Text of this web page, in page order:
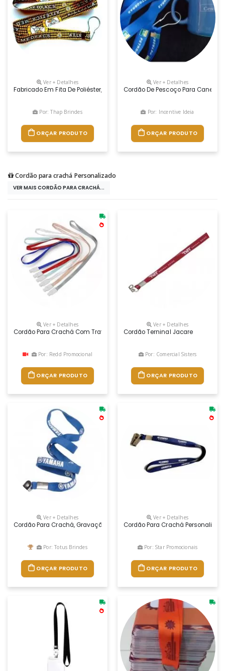
Ver + Detalhes
Fabricado Em Fita De Poliéster, Acetinada, Estampado Dos 2 Lados,
Por: Thap Brindes
ORÇAR PRODUTO
Ver + Detalhes
Cordão De Pescoço Para
Por: Incentive Ideia
ORÇAR PRODUTO
Cordão para crachá Personalizado
VER MAIS CORDÃO PARA CRACHÁ...
Ver + Detalhes
Cordão Para Crachá Com Trava Personalizado
Por: Redd Promocional
ORÇAR PRODUTO
Ver + Detalhes
Cordão Terninal Jacare
Por: Comercial Sisters
ORÇAR PRODUTO
Ver + Detalhes
Cordão Para Crachá, Gravação Digital.
Por: Totus Brindes
ORÇAR PRODUTO
Ver + Detalhes
Cordão Para Crachá
Por: Star Promocionais
ORÇAR PRODUTO